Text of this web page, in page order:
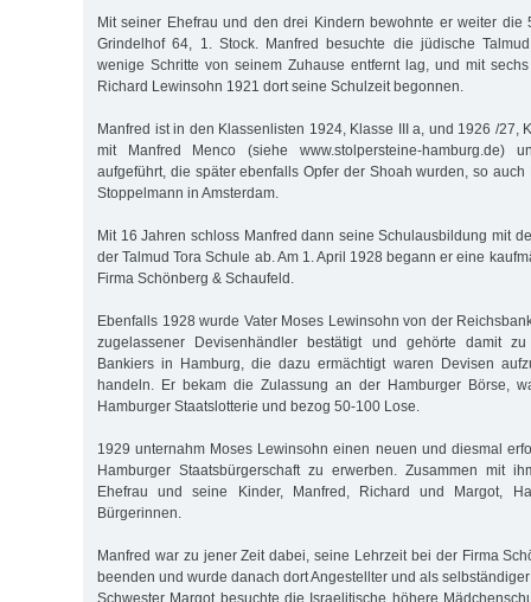
Mit seiner Ehefrau und den drei Kindern bewohnte er weiter die
Grindelhof 64, 1. Stock. Manfred besuchte die jüdische
wenige Schritte von seinem Zuhause entfernt lag, und mit
Richard Lewinsohn 1921 dort seine Schulzeit begonnen.
Manfred ist in den Klassenlisten 1924, Klasse III a, und 1926 /27,
mit Manfred Menco (siehe www.stolpersteine-hamburg.de)
aufgeführt, die später ebenfalls Opfer der Shoah wurden, so
Stoppelmann in Amsterdam.
Mit 16 Jahren schloss Manfred dann seine Schulausbildung mit
der Talmud Tora Schule ab. Am 1. April 1928 begann er eine
Firma Schönberg & Schaufeld.
Ebenfalls 1928 wurde Vater Moses Lewinsohn von der
zugelassener Devisenhändler bestätigt und gehörte damit
Bankiers in Hamburg, die dazu ermächtigt waren Devisen
handeln. Er bekam die Zulassung an der Hamburger Börse,
Hamburger Staatslotterie und bezog 50-100 Lose.
1929 unternahm Moses Lewinsohn einen neuen und diesmal
Hamburger Staatsbürgerschaft zu erwerben. Zusammen mit
Ehefrau und seine Kinder, Manfred, Richard und Margot,
Bürgerinnen.
Manfred war zu jener Zeit dabei, seine Lehrzeit bei der Firma
beenden und wurde danach dort Angestellter und als
Schwester Margot besuchte die Israelitische höhere